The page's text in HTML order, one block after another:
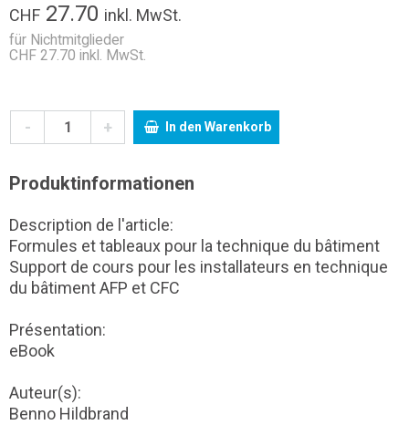
CHF 27.70 inkl. MwSt.
für Nichtmitglieder
CHF 27.70 inkl. MwSt.
- + In den Warenkorb
Produktinformationen
Description de l'article:
Formules et tableaux pour la technique du bâtiment
Support de cours pour les installateurs en technique
du bâtiment AFP et CFC
Présentation:
eBook
Auteur(s):
Benno Hildbrand